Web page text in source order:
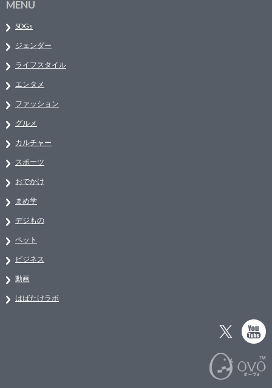
MENU
SDGs
ジェンダー
ライフスタイル
エンタメ
ファッション
グルメ
カルチャー
スポーツ
おでかけ
まめ学
デジもの
ペット
ビジネス
動画
はばたけラボ